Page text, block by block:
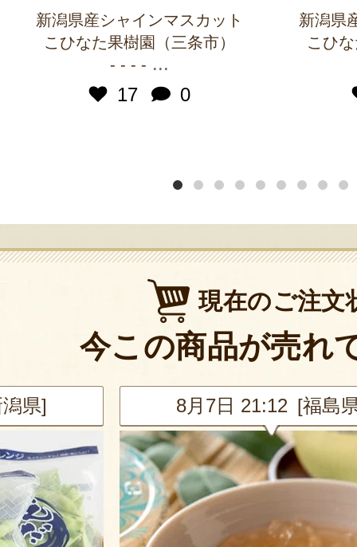
新潟県産シャインマスカット
こひなた果樹園（三条市）
- - - - ...
17
0
新潟県
こひ
現在のご注文
今この商品が売れ
県] 8月7日 21:12 [福島